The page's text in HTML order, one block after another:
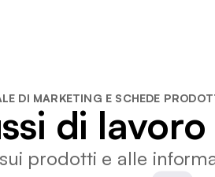
DI MARKETING E SCHEDE
di
prodotti e alle